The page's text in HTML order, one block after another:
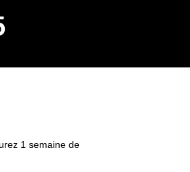
1 semaine de